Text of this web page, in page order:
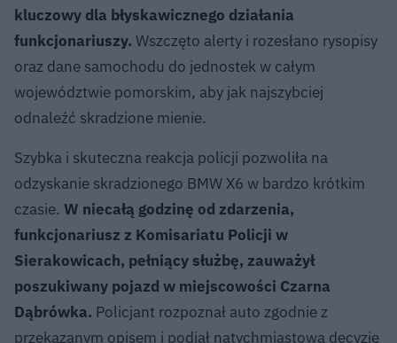
kluczowy dla błyskawicznego działania
funkcjonariuszy. Wszczęto alerty i rozesłano rysopisy
oraz dane samochodu do jednostek w całym
województwie pomorskim, aby jak najszybciej
odnaleźć skradzione mienie.
Szybka i skuteczna reakcja policji pozwoliła na
odzyskanie skradzionego BMW X6 w bardzo krótkim
czasie. W niecałą godzinę od zdarzenia,
funkcjonariusz z Komisariatu Policji w
Sierakowicach, pełniący służbę, zauważył
poszukiwany pojazd w miejscowości Czarna
Dąbrówka. Policjant rozpoznał auto zgodnie z
przekazanym opisem i podjął natychmiastową decyzję